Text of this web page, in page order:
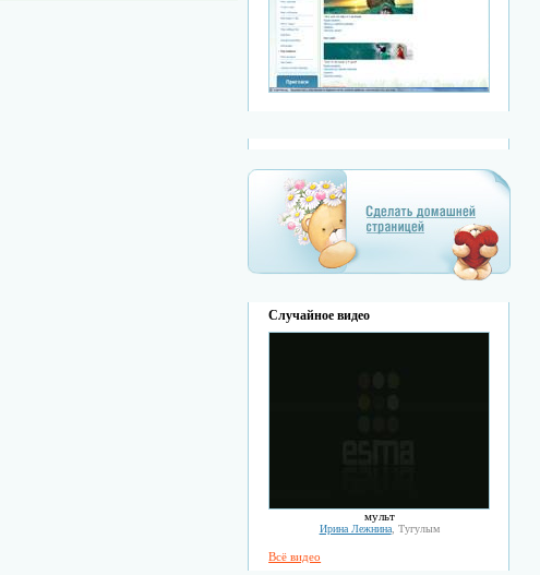
Случайное видео
мульт
Ирина Лежнина, Тугулым
Всё видео